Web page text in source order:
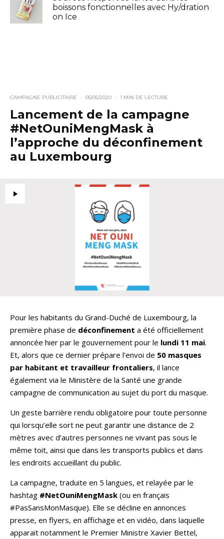
boissons fonctionnelles avec Hy/dration
on Ice
CAMPAGNE PUBLICITAIRE · 05/05/2020 · 1 MIN DE LECTURE
Lancement de la campagne
#NetOuniMengMask à
l’approche du déconfinement
au Luxembourg
Pour les habitants du Grand-Duché de Luxembourg, la
première phase de déconfinement a été officiellement
annoncée hier par le gouvernement pour le lundi 11 mai.
Et, alors que ce dernier prépare l’envoi de 50 masques
par habitant et travailleur frontaliers, il lance
également via le Ministère de la Santé une grande
campagne de communication au sujet du port du masque.
Un geste barrière rendu obligatoire pour toute personne
qui lorsqu’elle sort ne peut garantir une distance de 2
mètres avec d’autres personnes ne vivant pas sous le
même toit, ainsi que dans les transports publics et dans
les endroits accueillant du public.
La campagne, traduite en 5 langues, et relayée par le
hashtag #NetOuniMengMask (ou en français
#PasSansMonMasque). Elle se décline en annonces
presse, en flyers, en affichage et en vidéo, dans laquelle
apparait notamment le Premier Ministre Xavier Bettel,